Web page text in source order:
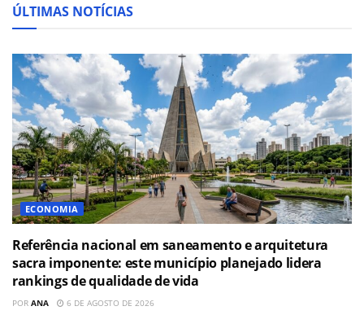
ÚLTIMAS NOTÍCIAS
ECONOMIA
Referência nacional em saneamento e arquitetura
sacra imponente: este município planejado lidera
rankings de qualidade de vida
POR ANA 6 DE AGOSTO DE 2026